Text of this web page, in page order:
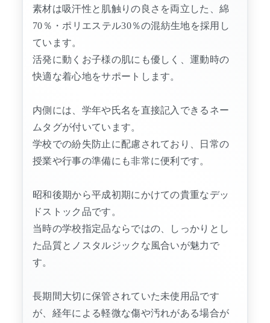
素材は吸汗性と肌触りの良さを両立した、綿
70％・ポリエステル30％の混紡生地を採用し
ています。
活発に動くお子様の肌にも優しく、運動時の
快適な着心地をサポートします。
内側には、学年や氏名を直接記入できるネー
ムタグが付いています。
学校での紛失防止に配慮されており、日常の
授業や行事の準備にも非常に便利です。
昭和後期から平成初期にかけての貴重なデッ
ドストック品です。
当時の学校指定品ならではの、しっかりとし
た品質とノスタルジックな風合いが魅力で
す。
長期間大切に保管されていた未使用品です
が、経年による軽微な傷や汚れがある場合が